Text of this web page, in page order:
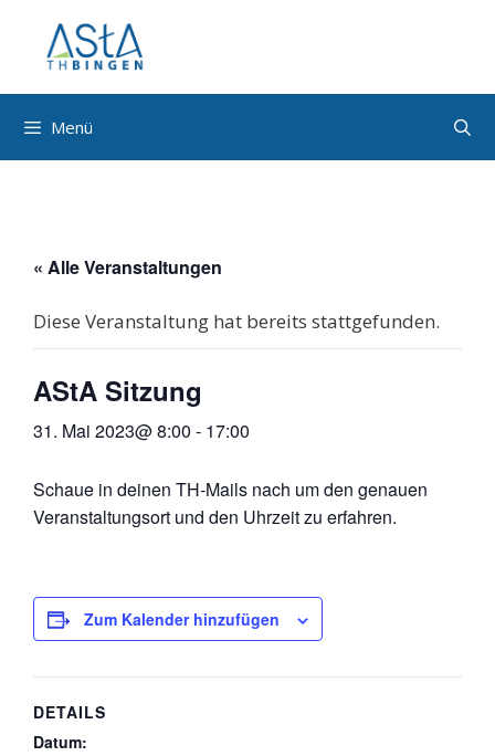
springen
Menü
« Alle Veranstaltungen
Diese Veranstaltung hat bereits stattgefunden.
AStA Sitzung
31. Mai 2023@ 8:00 - 17:00
Schaue in deinen TH-Mails nach um den genauen
Veranstaltungsort und den Uhrzeit zu erfahren.
Zum Kalender hinzufügen
DETAILS
Datum: